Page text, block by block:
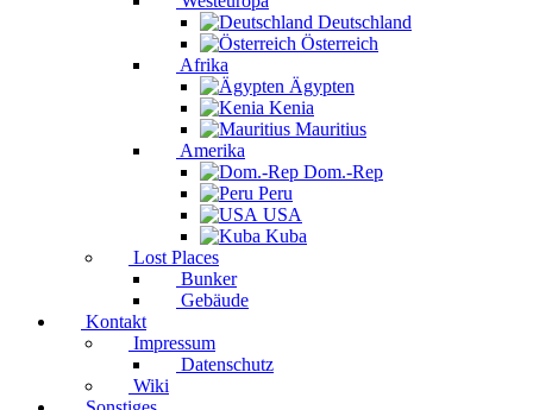
Deutschland
Österreich
Afrika
Ägypten
Kenia
Mauritius
Amerika
Dom.-Rep
Peru
USA
Kuba
Lost Places
Bunker
Gebäude
Kontakt
Impressum
Datenschutz
Wiki